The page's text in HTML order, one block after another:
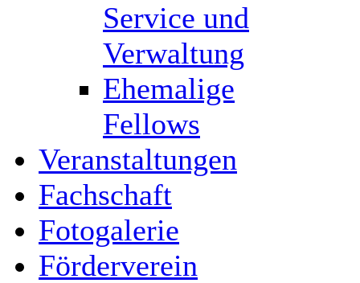
Service und
Verwaltung
Ehemalige
Fellows
Veranstaltungen
Fachschaft
Fotogalerie
Förderverein